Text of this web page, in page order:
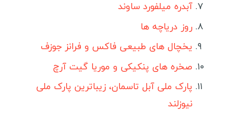
انگلیسی در سفر
سفرنامه نویسان ایرانی
سفرنامه آمریکای لاتین
آبدره میلفورد ساوند
روز دریاچه ها
یخچال های طبیعی فاکس و فرانز جوزف
صخره های پنکیکی و موریا گیت آرچ
پارک ملی آبل تاسمان، زیباترین پارک ملی
نیوزلند